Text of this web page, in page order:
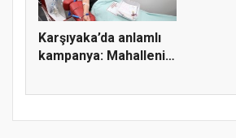
Karşıyaka’da anlamlı
kampanya: Mahallenin